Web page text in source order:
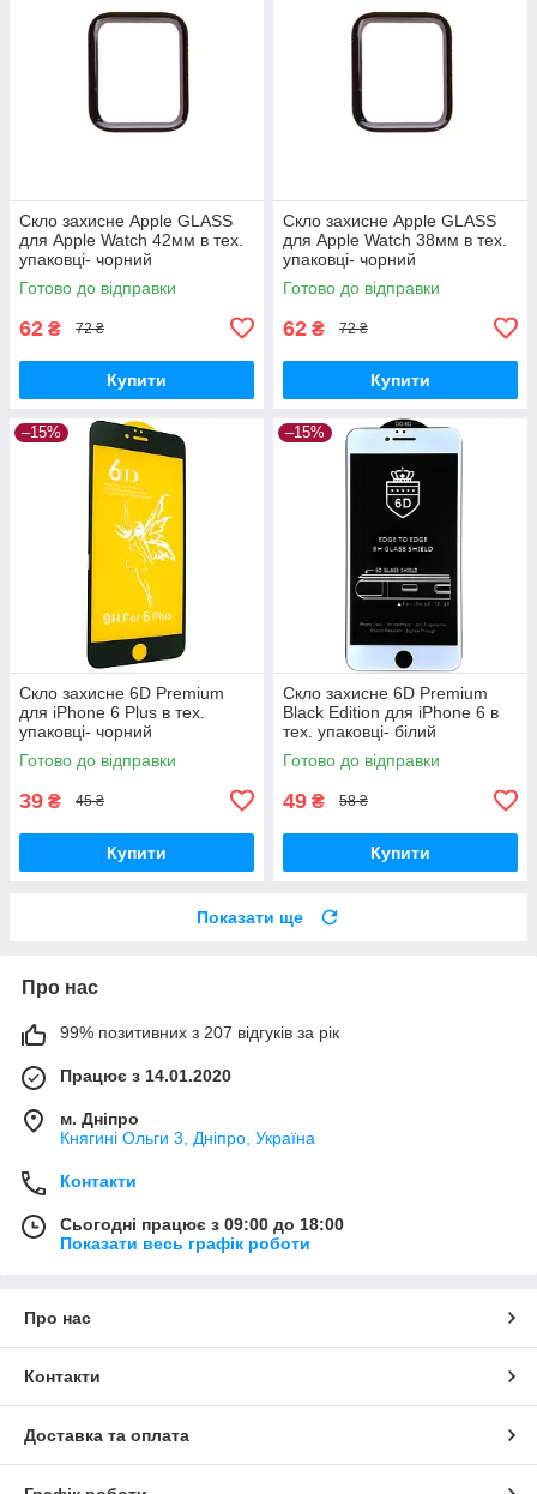
Скло захисне Apple GLASS
для Apple Watch 42мм в тех.
упаковці- чорний
Готово до відправки
62 ₴ 72 ₴
Купити
Скло захисне Apple GLASS
для Apple Watch 38мм в тех.
упаковці- чорний
Готово до відправки
62 ₴ 72 ₴
Купити
–15%
Скло захисне 6D Premium
для iPhone 6 Plus в тех.
упаковці- чорний
Готово до відправки
39 ₴ 45 ₴
Купити
–15%
Скло захисне 6D Premium
Black Edition для iPhone 6 в
тех. упаковці- білий
Готово до відправки
49 ₴ 58 ₴
Купити
Показати ще
Про нас
99% позитивних з 207 відгуків за рік
Працює з 14.01.2020
м. Дніпро
Княгині Ольги 3, Дніпро, Україна
Контакти
Сьогодні працює з 09:00 до 18:00
Показати весь графік роботи
Про нас
Контакти
Доставка та оплата